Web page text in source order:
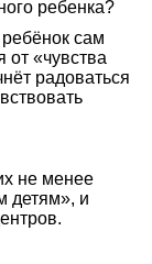
ребенка?
сам
от «чувства
радоваться
не менее
детям», и